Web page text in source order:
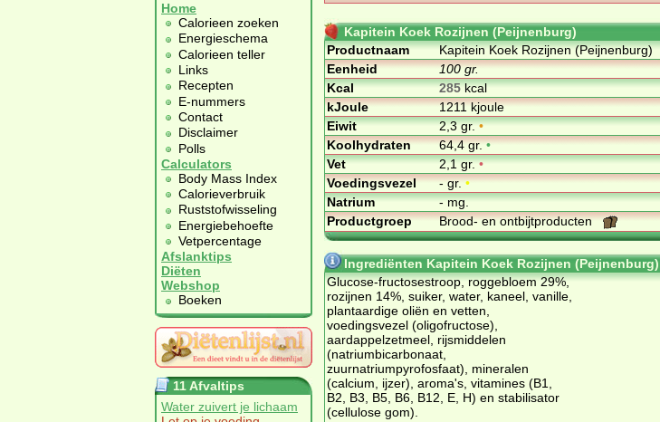
Home
Calorieen zoeken
Energieschema
Calorieen teller
Links
Recepten
E-nummers
Contact
Disclaimer
Polls
Calculators
Body Mass Index
Calorieverbruik
Ruststofwisseling
Energiebehoefte
Vetpercentage
Afslanktips
Diëten
Webshop
Boeken
11 Afvaltips
Water zuivert je lichaam
Kapitein Koek Rozijnen (Peijnenburg)
Productnaam
Kapitein Koek Rozijnen (Peijnenburg)
Eenheid
100 gr.
Kcal
285kcal
kJoule
1211 kjoule
Eiwit
2,3 gr.•
Koolhydraten
64,4 gr.•
Vet
2,1 gr.•
Voedingsvezel
- gr.•
Natrium
- mg.
Productgroep
Brood- en ontbijtproducten
Ingrediënten Kapitein Koek Rozijnen (Peijnenburg)
Glucose-fructosestroop, roggebloem 29%,
rozijnen 14%, suiker, water, kaneel, vanille,
plantaardige oliën en vetten,
voedingsvezel (oligofructose),
aardappelzetmeel, rijsmiddelen
(natriumbicarbonaat,
zuurnatriumpyrofosfaat), mineralen
(calcium, ijzer), aroma's, vitamines (B1,
B2, B3, B5, B6, B12, E, H) en stabilisator
(cellulose gom).